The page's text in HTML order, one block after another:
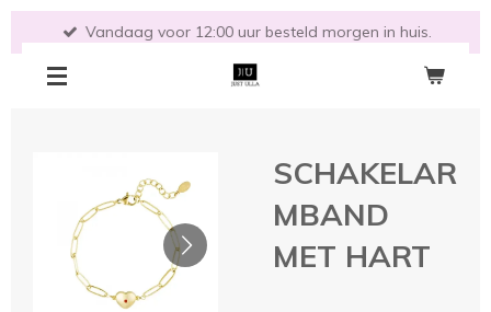
direct
Vandaag voor 12:00 uur besteld morgen in huis.
SCHAKELAR
MBAND
MET HART